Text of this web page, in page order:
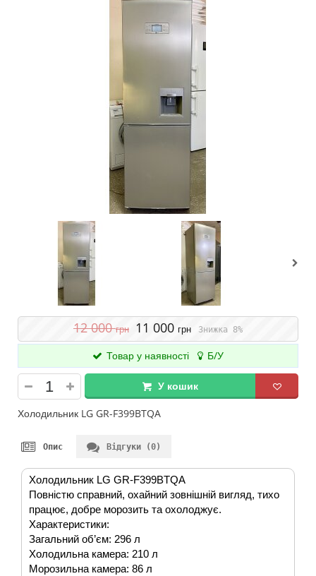
12 000грн 11 000 грн Знижка 8%
Товар у наявності Б/У
У кошик
Холодильник LG GR-F399BTQA
Опис Відгуки (0)
Холодильник LG GR-F399BTQA
Повністю справний, охайний зовнішній вигляд, тихо
працює, добре морозить та охолоджує.
Характеристики:
Загальний об’єм: 296 л
Холодильна камера: 210 л
Морозильна камера: 86 л